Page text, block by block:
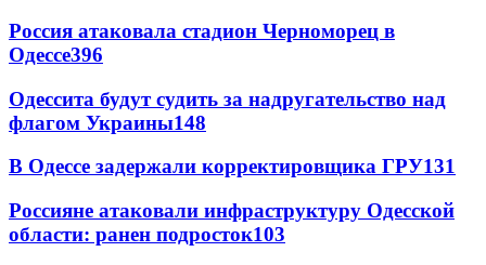
Россия атаковала стадион Черноморец в
Одессе396
Одессита будут судить за надругательство над
флагом Украины148
В Одессе задержали корректировщика ГРУ131
Россияне атаковали инфраструктуру Одесской
области: ранен подросток103